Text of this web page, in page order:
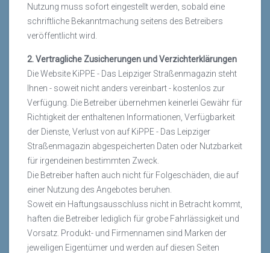
Nutzung muss sofort eingestellt werden, sobald eine
schriftliche Bekanntmachung seitens des Betreibers
veröffentlicht wird.
2. Vertragliche Zusicherungen und Verzichterklärungen
Die Website KiPPE - Das Leipziger Straßenmagazin steht
Ihnen - soweit nicht anders vereinbart - kostenlos zur
Verfügung. Die Betreiber übernehmen keinerlei Gewähr für
Richtigkeit der enthaltenen Informationen, Verfügbarkeit
der Dienste, Verlust von auf KiPPE - Das Leipziger
Straßenmagazin abgespeicherten Daten oder Nutzbarkeit
für irgendeinen bestimmten Zweck.
Die Betreiber haften auch nicht für Folgeschäden, die auf
einer Nutzung des Angebotes beruhen.
Soweit ein Haftungsausschluss nicht in Betracht kommt,
haften die Betreiber lediglich für grobe Fahrlässigkeit und
Vorsatz. Produkt- und Firmennamen sind Marken der
jeweiligen Eigentümer und werden auf diesen Seiten